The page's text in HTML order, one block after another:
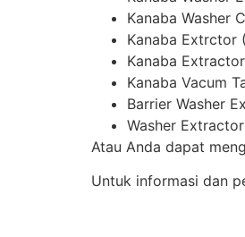
Kanaba Washer
Kanaba Extrctor
Kanaba
Kanaba Vacum
Barrier Washer
Washer
Atau Anda dapat
Untuk informasi dan